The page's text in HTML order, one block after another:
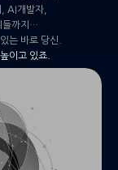
AI개발자,
들까지…
는 바로 당신.
이고 있죠.